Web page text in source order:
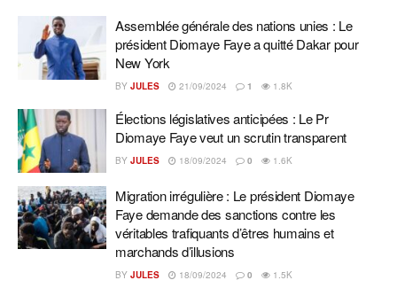
Assemblée générale des nations unies : Le
président Diomaye Faye a quitté Dakar pour
New York
BY JULES 21/09/2024 1 1.8K
Élections législatives anticipées : Le Pr
Diomaye Faye veut un scrutin transparent
BY JULES 18/09/2024 0 1.6K
Migration irrégulière : Le président Diomaye
Faye demande des sanctions contre les
véritables trafiquants d’êtres humains et
marchands d’illusions
BY JULES 18/09/2024 0 1.5K